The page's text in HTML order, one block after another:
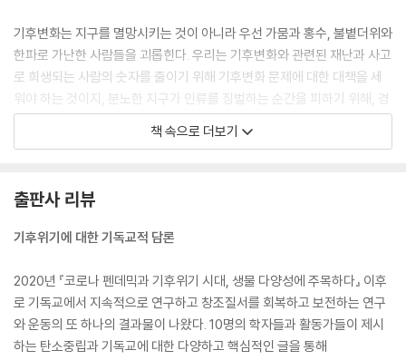
기후변화는 지구를 멸망시키는 것이 아니라 우선 가뭄과 홍수, 불볕더위와
한파로 가난한 사람들을 괴롭힌다. 우리는 기후변화와 관련된 재난과 사고
로 희생되는 사람의 숫자를 줄이기 위해 기후변화 문제에 대한 대책을 세
워야 하는 것이지, 분노한 지구가 인류를 징벌하는 순간을 피하기 위해, 경
건한 마음으로 구름과 바람에 사죄하기 위해 기후변화 문제에 대처하는 것
그러나 그것은 정작 비교할 수 없을 정도로 기후에 영향을 주는 산업과 정
책과 규제로 비판의 초점이 가는 것을 흐린다. “원자화한 개인의 입장에서
로 볼 때 생판 터무니없는 생각이다.” 개인의 노력을 폄하하는 것도 아니면
폄하할 수도 없다. 그러나 기후변화를 막는 개인이 있다면 그 개인은 “조직
화된 세계적 운동에 참가하는 일원”일 것이다.
--- p.154
책 속으로 더보기
출판사 리뷰
기후위기에 대한 기독교적 담론
2020년 『코로나 펜데믹과 기후위기 시대, 생물 다양성에 주목하다』 이후
로 기독교에서 지속적으로 연구하고 창조질서를 회복하고 보전하는 연구
와 운동의 또 하나의 결과물이 나왔다. 10명의 학자들과 활동가들이 제시
하는 탄소중립과 기독교에 대한 다양하고 핵심적인 글을 통해